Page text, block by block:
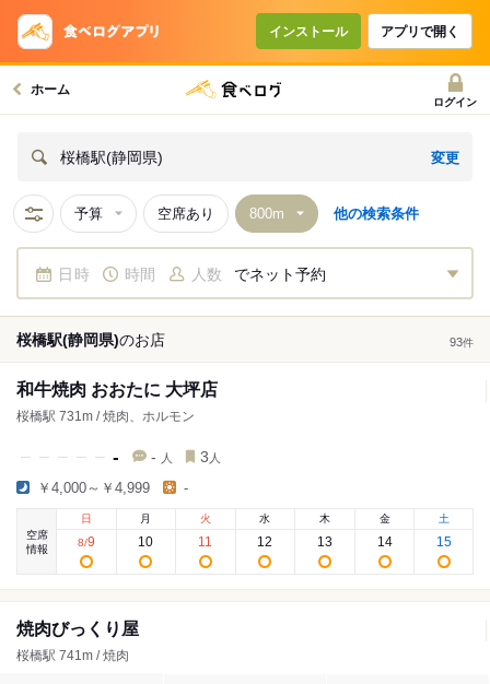
インストール アプリで開く
ホーム
ログイン
桜橋駅(静岡県) 変更
予算 空席あり 他の検索条件
日時 時間 人数 でネット予約
桜橋駅(静岡県)のお店 93件
和牛焼肉 おおたに 大坪店
桜橋駅 731m / 焼肉、ホルモン
- - 人 3 人
￥4,000～￥4,999 -
空席
情報
日
8/9
月
10
火
11
水
12
木
13
金
14
土
15
焼肉びっくり屋
桜橋駅 741m / 焼肉